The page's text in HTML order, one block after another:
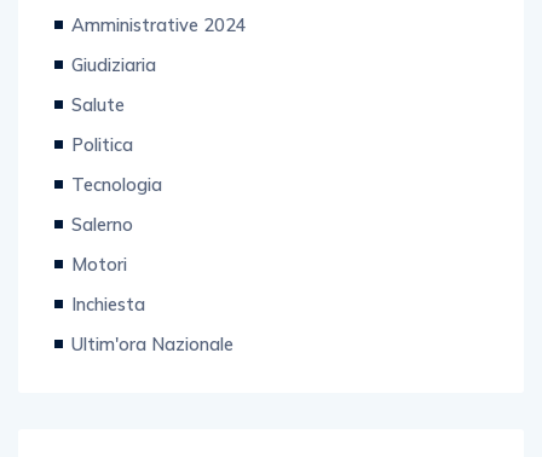
Amministrative 2024
Giudiziaria
Salute
Politica
Tecnologia
Salerno
Motori
Inchiesta
Ultim'ora Nazionale